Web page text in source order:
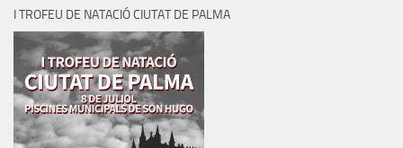
I TROFEU DE NATACIÓ CIUTAT DE PALMA